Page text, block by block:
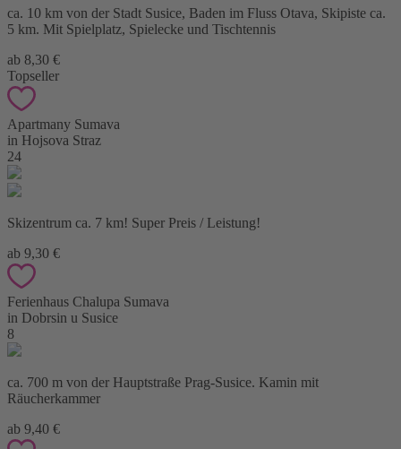
ca. 10 km von der Stadt Susice, Baden im Fluss Otava, Skipiste ca.
5 km. Mit Spielplatz, Spielecke und Tischtennis
ab 8,30 €
Topseller
Apartmany Sumava
in Hojsova Straz
24
Skizentrum ca. 7 km! Super Preis / Leistung!
ab 9,30 €
Ferienhaus Chalupa Sumava
in Dobrsin u Susice
8
ca. 700 m von der Hauptstraße Prag-Susice. Kamin mit
Räucherkammer
ab 9,40 €